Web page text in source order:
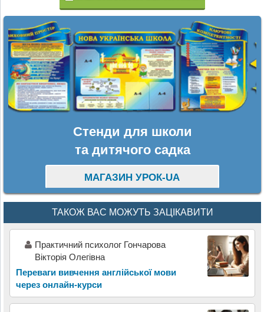
Стенди для школи
та дитячого садка
МАГАЗИН УРОК-UA
ТАКОЖ ВАС МОЖУТЬ ЗАЦІКАВИТИ
Практичний психолог Гончарова
Вікторія Олегівна
Переваги вивчення англійської мови
через онлайн-курси